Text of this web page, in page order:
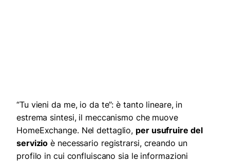
“Tu vieni da me, io da te”: è tanto lineare, in
estrema sintesi, il meccanismo che muove
HomeExchange. Nel dettaglio, per usufruire del
servizio è necessario registrarsi, creando un
profilo in cui confluiscano sia le informazioni